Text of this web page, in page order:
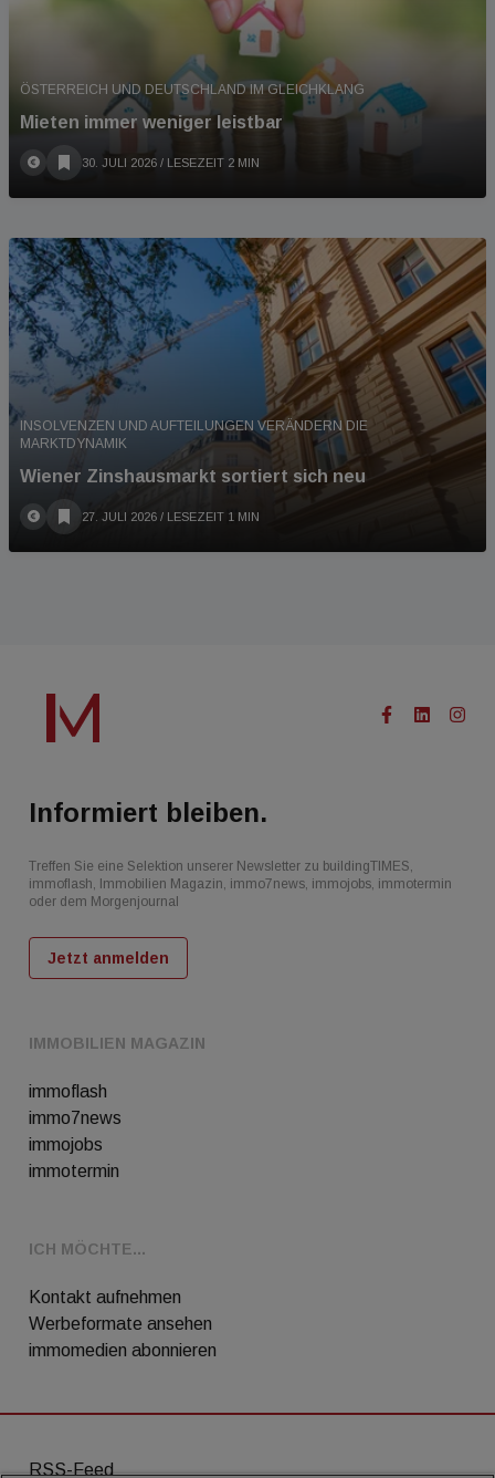
ÖSTERREICH UND DEUTSCHLAND IM GLEICHKLANG
Mieten immer weniger leistbar
30. JULI 2026 / LESEZEIT 2 MIN
INSOLVENZEN UND AUFTEILUNGEN VERÄNDERN DIE
MARKTDYNAMIK
Wiener Zinshausmarkt sortiert sich neu
27. JULI 2026 / LESEZEIT 1 MIN
IMMOBILIEN MAGAZIN
immoflash
immo7news
immojobs
immotermin
ICH MÖCHTE...
Kontakt aufnehmen
Werbeformate ansehen
immomedien abonnieren
Informiert bleiben.
Treffen Sie eine Selektion unserer Newsletter zu buildingTIMES,
immoflash, Immobilien Magazin, immo7news, immojobs, immotermin
oder dem Morgenjournal
Jetzt anmelden
RSS-Feed